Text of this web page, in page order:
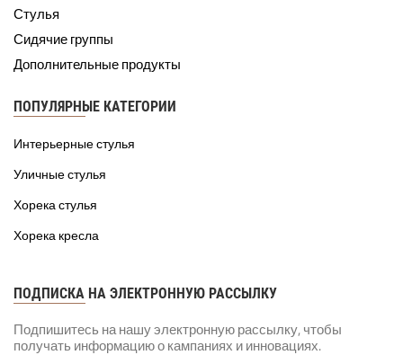
Стулья
Сидячие группы
Дополнительные продукты
ПОПУЛЯРНЫЕ КАТЕГОРИИ
Интерьерные стулья
Уличные стулья
Хорека стулья
Хорека кресла
ПОДПИСКА НА ЭЛЕКТРОННУЮ РАССЫЛКУ
Подпишитесь на нашу электронную рассылку, чтобы
получать информацию о кампаниях и инновациях.